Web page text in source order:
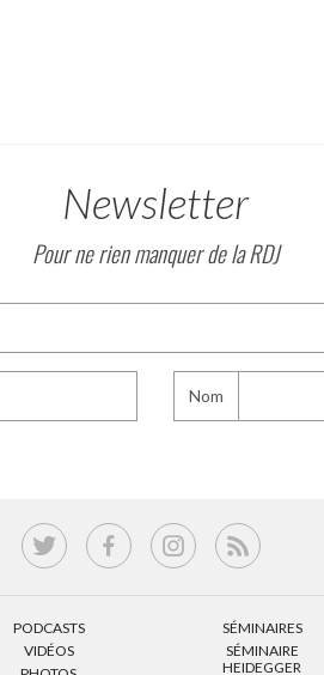
Newsletter
Pour ne rien manquer de la RDJ
Nom
PODCASTS
VIDÉOS
SÉMINAIRES
SÉMINAIRE
HEIDEGGER